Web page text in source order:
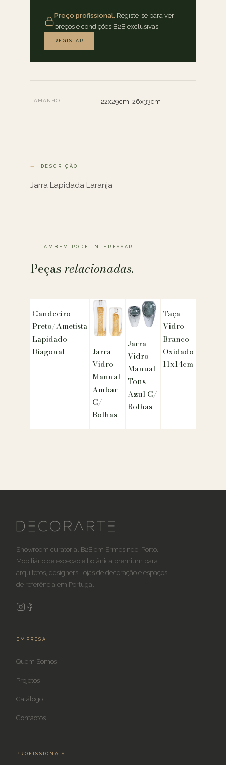
Preço profissional. Registe-se para ver
preços e condições B2B exclusivas.
REGISTAR
TAMANHO 22x29cm, 26x33cm
DESCRIÇÃO
Jarra Lapidada Laranja
TAMBÉM PODE INTERESSAR
Peçasrelacionadas.
Candeeiro
Preto/Ametista
Lapidado
Diagonal
Jarra
Vidro
Manual
Ambar
C/
Bolhas
Jarra
Vidro
Manual
Tons
Azul C/
Bolhas
Taça
Vidro
Branco
Oxidado
11x14cm
Showroom curatorial B2B em Ermesinde, Porto.
Mobiliário de exceção e botânica premium para
arquitetos, designers, lojas de decoração e espaços
de referência em Portugal.
EMPRESA
Quem Somos
Projetos
Catálogo
Contactos
PROFISSIONAIS